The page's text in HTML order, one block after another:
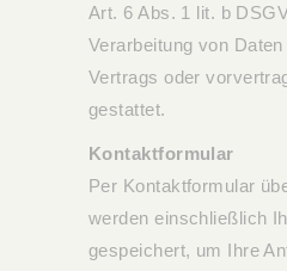
Art. 6 Abs. 1 lit. b
Verarbeitung von
Vertrags oder
gestattet.
Kontaktformular
Per Kontaktformular
werden einschließlich
gespeichert, um Ihre